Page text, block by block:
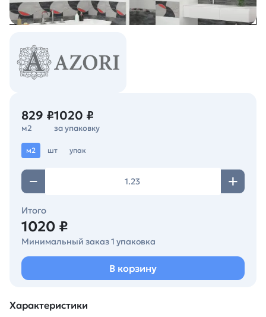
829 ₽
м2
1020 ₽
за упаковку
м2 шт упак
Итого
1020 ₽
Минимальный заказ 1 упаковка
В корзину
Характеристики